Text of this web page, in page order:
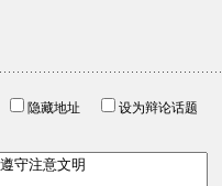
隐藏地址
设为辩论话题